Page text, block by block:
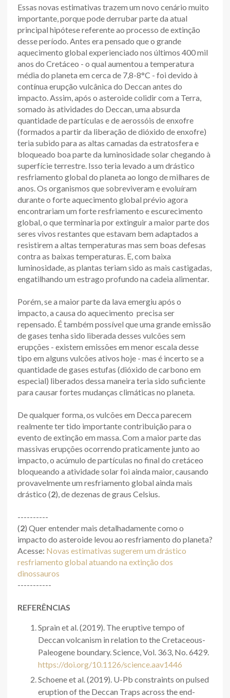
Essas novas estimativas trazem um novo cenário muito
importante, porque pode derrubar parte da atual
principal hipótese referente ao processo de extinção
desse período. Antes era pensado que o grande
aquecimento global experienciado nos últimos 400 mil
anos do Cretáceo - o qual aumentou a temperatura
média do planeta em cerca de 7,8-8°C - foi devido à
contínua erupção vulcânica do Deccan antes do
impacto. Assim, após o asteroide colidir com a Terra,
somado às atividades do Deccan, uma absurda
quantidade de partículas e de aerossóis de enxofre
(formados a partir da liberação de dióxido de enxofre)
teria subido para as altas camadas da estratosfera e
bloqueado boa parte da luminosidade solar chegando à
superfície terrestre. Isso teria levado a um drástico
resfriamento global do planeta ao longo de milhares de
anos. Os organismos que sobreviveram e evoluíram
durante o forte aquecimento global prévio agora
encontrariam um forte resfriamento e escurecimento
global, o que terminaria por extinguir a maior parte dos
seres vivos restantes que estavam bem adaptados a
resistirem a altas temperaturas mas sem boas defesas
contra as baixas temperaturas. E, com baixa
luminosidade, as plantas teriam sido as mais castigadas,
engatilhando um estrago profundo na cadeia alimentar.
Porém, se a maior parte da lava emergiu após o
impacto, a causa do aquecimento precisa ser
repensado. É também possível que uma grande emissão
de gases tenha sido liberada desses vulcões sem
erupções - existem emissões em menor escala desse
tipo em alguns vulcões ativos hoje - mas é incerto se a
quantidade de gases estufas (dióxido de carbono em
especial) liberados dessa maneira teria sido suficiente
para causar fortes mudanças climáticas no planeta.
De qualquer forma, os vulcões em Decca parecem
realmente ter tido importante contribuição para o
evento de extinção em massa. Com a maior parte das
massivas erupções ocorrendo praticamente junto ao
impacto, o acúmulo de partículas no final do cretáceo
bloqueando a atividade solar foi ainda maior, causando
provavelmente um resfriamento global ainda mais
drástico (2), de dezenas de graus Celsius.
----------
(2) Quer entender mais detalhadamente como o
impacto do asteroide levou ao resfriamento do planeta?
Acesse: Novas estimativas sugerem um drástico
resfriamento global atuando na extinção dos
dinossauros
-----------
REFERÊNCIAS
Sprain et al. (2019). The eruptive tempo of
Deccan volcanism in relation to the Cretaceous-
Paleogene boundary. Science, Vol. 363, No. 6429.
https://doi.org/10.1126/science.aav1446
Schoene et al. (2019). U-Pb constraints on pulsed
eruption of the Deccan Traps across the end-